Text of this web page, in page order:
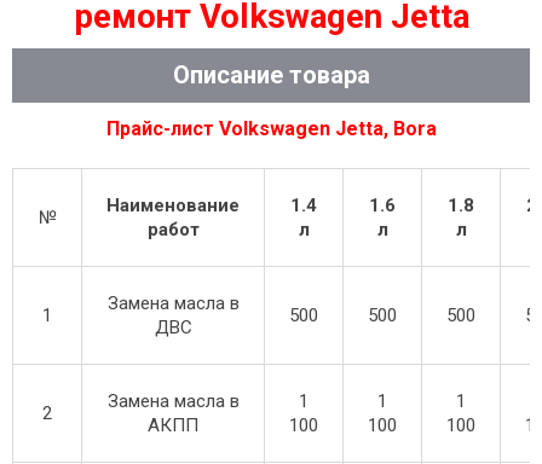
ремонт Volkswagen Jetta
Описание товара
Прайс-лист Volkswagen Jetta, Bora
№
Наименование
работ
1.4
л
1.6
л
1.8
л
1
Замена масла в
ДВС
500 500 500
2
Замена масла в
АКПП
1
100
1
100
1
100